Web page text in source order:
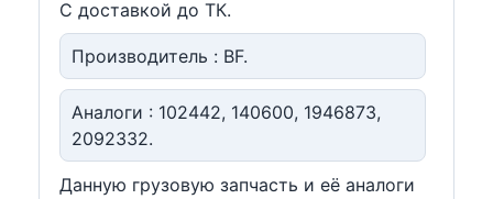
С доставкой до ТК.
Производитель : BF.
Аналоги : 102442, 140600, 1946873,
2092332.
Данную грузовую запчасть и её аналоги